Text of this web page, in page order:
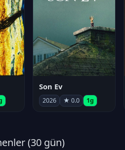
Son Ev
2026 ★ 0.0 1g
(30 gün)